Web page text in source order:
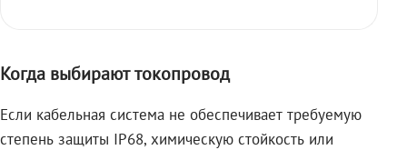
Когда выбирают токопровод
Если кабельная система не обеспечивает требуемую
степень защиты IP68, химическую стойкость или